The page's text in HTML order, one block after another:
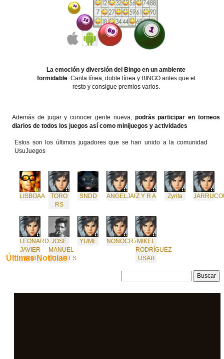
La emoción y diversión del Bingo en un ambiente
formidable. Canta línea, doble línea y BINGO antes que el
resto y consigue premios varios.
Además de jugar y conocer gente nueva, podrás participar en torneos
diarios de todos los juegos así como minijuegos y actividades
Estos son los últimos jugadores que se han unido a la comunidad
UsuJuegos
LISBOAA
TORO
RS
SNDD ANGELJARILLO
Z Y R A Zyrita
LEONARDO
JAVIER
IRIB
JOSE
MANUEL
FUERTES
YUME NONOCR7 MIKEL
RODRÍGUEZ
USAB
Últimas Noticias